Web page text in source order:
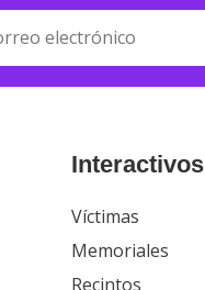
Interactivos
Víctimas
Memoriales